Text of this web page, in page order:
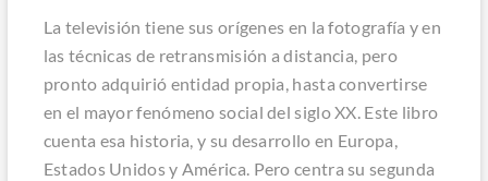
La televisión tiene sus orígenes en la fotografía y en
las técnicas de retransmisión a distancia, pero
pronto adquirió entidad propia, hasta convertirse
en el mayor fenómeno social del siglo XX. Este libro
cuenta esa historia, y su desarrollo en Europa,
Estados Unidos y América. Pero centra su segunda